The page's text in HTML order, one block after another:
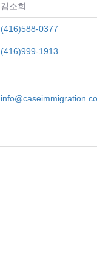
김소희
(416)588-0377
(416)999-1913 ____